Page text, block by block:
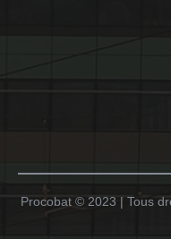
Procobat © 2023 | Tous